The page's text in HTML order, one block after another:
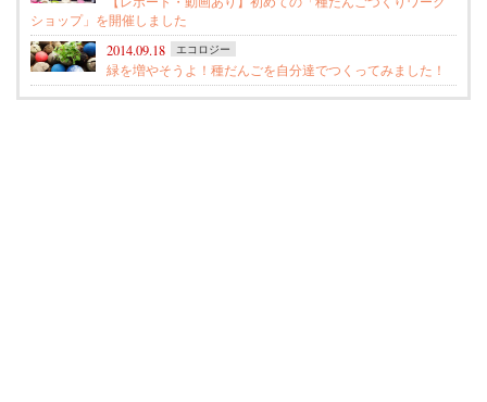
ショップ」を開催しました
2014.09.18
エコロジー
緑を増やそうよ！種だんごを自分達でつくってみました！